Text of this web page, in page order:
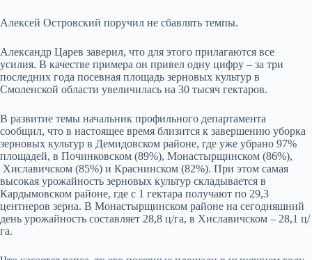
Алексей Островский поручил не сбавлять темпы.
Александр Царев заверил, что для этого прилагаются все
усилия. В качестве примера он привел одну цифру – за три
последних года посевная площадь зерновых культур в
Смоленской области увеличилась на 30 тысяч гектаров.
В развитие темы начальник профильного департамента
сообщил, что в настоящее время близится к завершению уборка
зерновых культур в Демидовском районе, где уже убрано 97%
площадей, в Починковском (89%), Монастырщинском (86%),
Хиславичском (85%) и Краснинском (82%). При этом самая
высокая урожайность зерновых культур складывается в
Кардымовском районе, где с 1 гектара получают по 29,3
центнеров зерна. В Монастырщинском районе на сегодняшний
день урожайность составляет 28,8 ц/га, в Хиславичском – 28,1 ц/
га.